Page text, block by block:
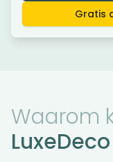
Gratis
Waarom